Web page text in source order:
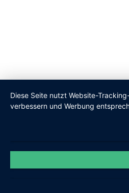
Diese Seite nutzt Website-
verbessern und Werbung